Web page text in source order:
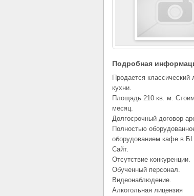
Подробная
Продается классический
кухни.
Площадь 210 кв. м.
месяц.
Долгосрочный договор
Полностью
оборудованием кафе в
Сайт.
Отсутствие конкуренции.
Обученный персонал.
Видеонаблюдение.
Алкогольная лицензия